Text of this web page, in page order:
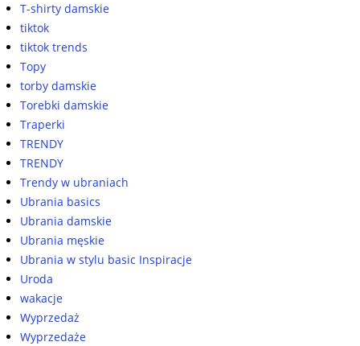
T-shirty damskie
tiktok
tiktok trends
Topy
torby damskie
Torebki damskie
Traperki
TRENDY
TRENDY
Trendy w ubraniach
Ubrania basics
Ubrania damskie
Ubrania męskie
Ubrania w stylu basic Inspiracje
Uroda
wakacje
Wyprzedaż
Wyprzedaże